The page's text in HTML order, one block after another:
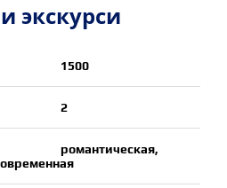
экскурси
1500
2
романтическая,